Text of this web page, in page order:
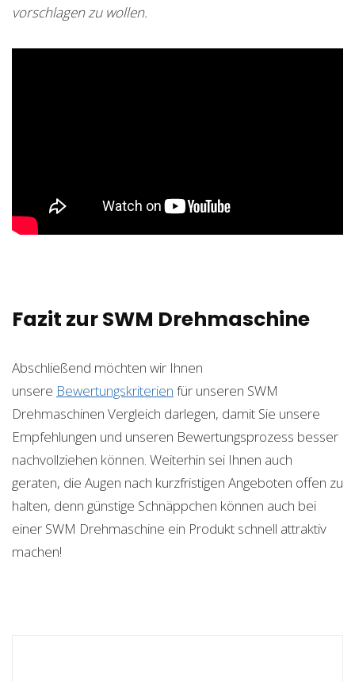
vorschlagen zu wollen.
Fazit zur SWM Drehmaschine
Abschließend möchten wir Ihnen
unsere Bewertungskriterien für unseren SWM
Drehmaschinen Vergleich darlegen, damit Sie unsere
Empfehlungen und unseren Bewertungsprozess besser
nachvollziehen können. Weiterhin sei Ihnen auch
geraten, die Augen nach kurzfristigen Angeboten offen zu
halten, denn günstige Schnäppchen können auch bei
einer SWM Drehmaschine ein Produkt schnell attraktiv
machen!